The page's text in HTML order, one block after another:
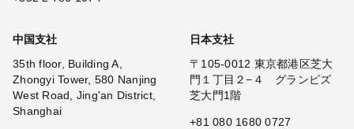
中国支社
35th floor, Building A,
Zhongyi Tower, 580 Nanjing
West Road, Jing'an District,
Shanghai
日本支社
〒105-0012 東京都港区芝大
門１丁目２−４ グランビズ
芝大門1階
+81 080 1680 0727